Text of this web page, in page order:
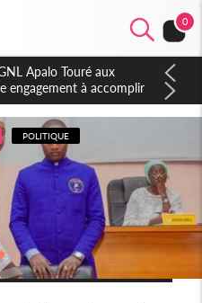
0
constitutionnelle en
un exclu d'avance
POLITIQUE